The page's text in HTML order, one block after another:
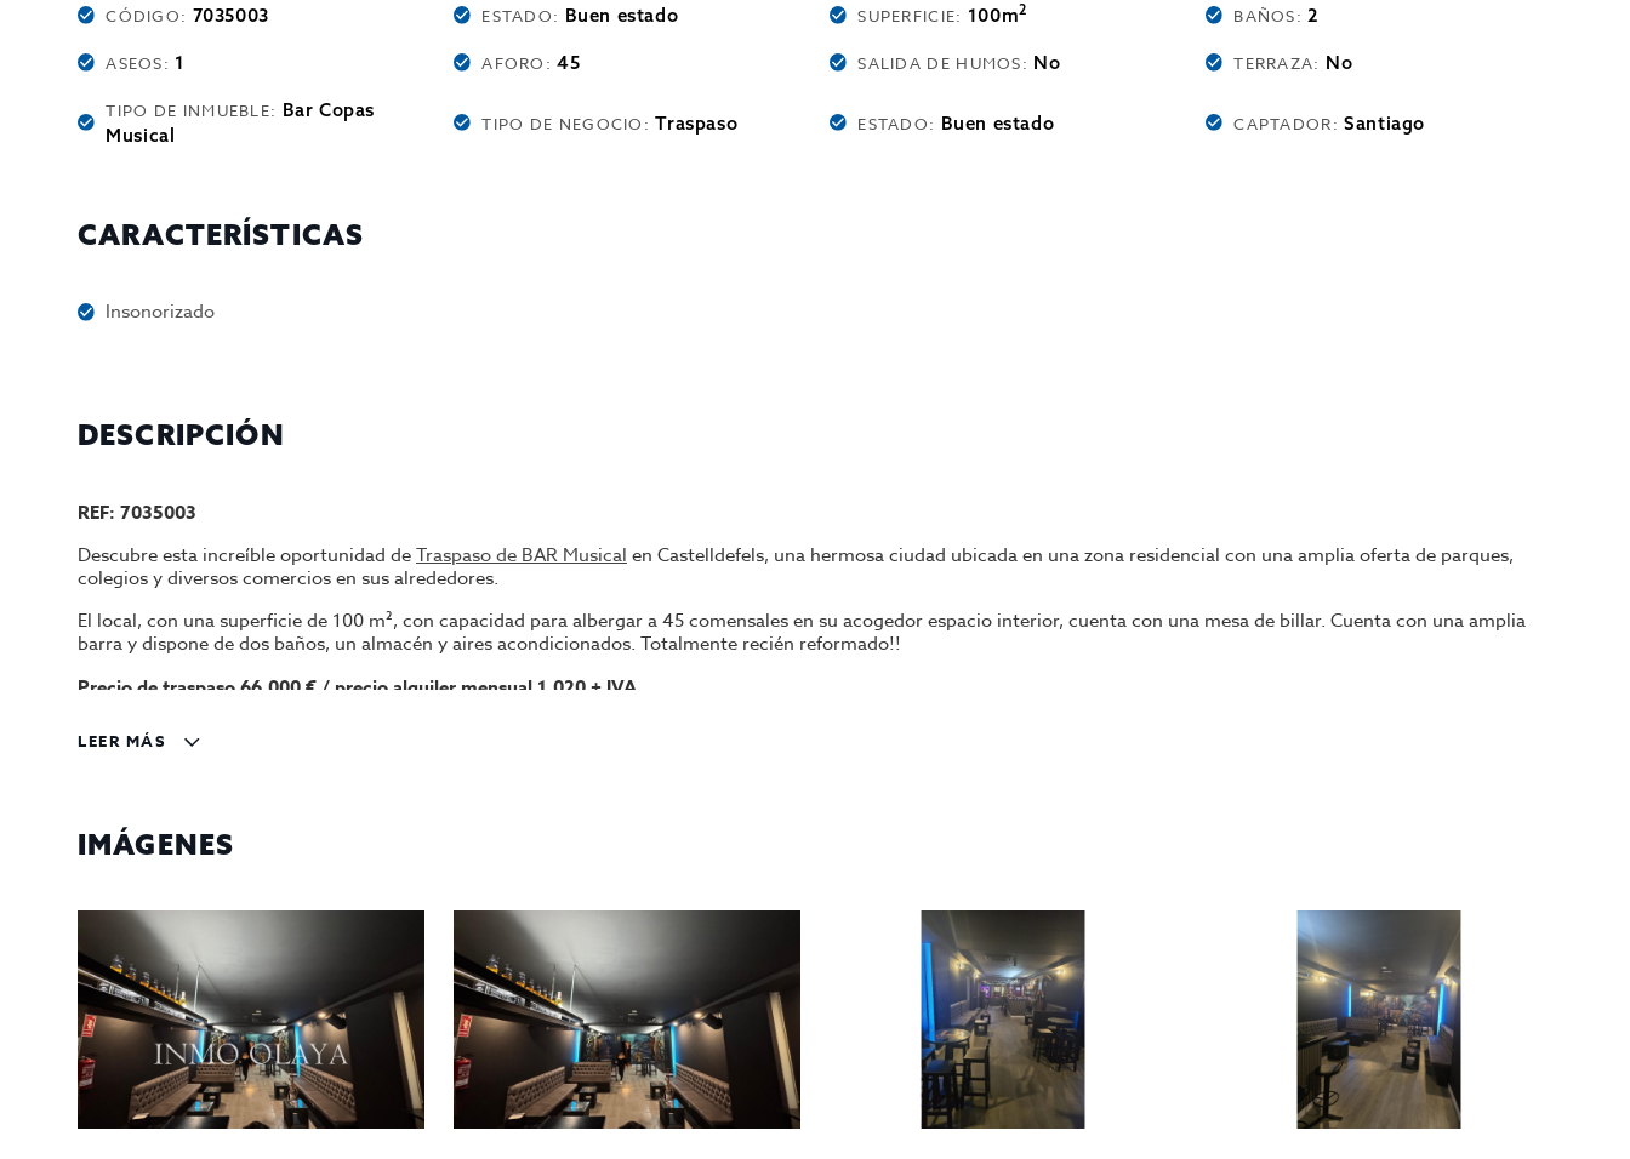
CÓDIGO: 7035003 ESTADO: Buen estado SUPERFICIE: 100m2 BAÑOS:2
ASEOS: 1 AFORO:45 SALIDA DE HUMOS: No TERRAZA: No
TIPO DE INMUEBLE: Bar Copas
Musical
TIPO DE NEGOCIO:Traspaso ESTADO: Buen estado CAPTADOR:Santiago
CARACTERÍSTICAS
Insonorizado
DESCRIPCIÓN
REF: 7035003
Descubre esta increíble oportunidad deTraspaso de BAR Musical en Castelldefels, una hermosa ciudad ubicada en una zona residencial con una amplia oferta de parques,
colegios y diversos comercios en sus alrededores.
El local, con una superficie de 100 m², con capacidad para albergar a 45 comensales en su acogedor espacio interior, cuenta con una mesa de billar. Cuenta con una amplia
barra y dispone de dos baños, un almacén y aires acondicionados. Totalmente recién reformado!!
Precio de traspaso 66.000 € / precio alquiler mensual 1.020 + IVA
En InmoOlaya, una agencia líder en traspasos de hostelería, estaremos encantados de brindarte toda la información que necesites. Contáctanos o visita nuestro portal,
donde encontrarás la mejor selección de restaurantes y negocios de hostelería en traspaso en la zona de Barcelona.
LEER MÁS
IMÁGENES